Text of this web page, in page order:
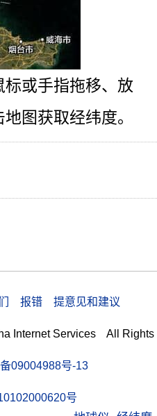
标或手指拖移、放
图获取经纬度。
报错 提意见和建议
Internet Services All Rights
09004988号-13
号